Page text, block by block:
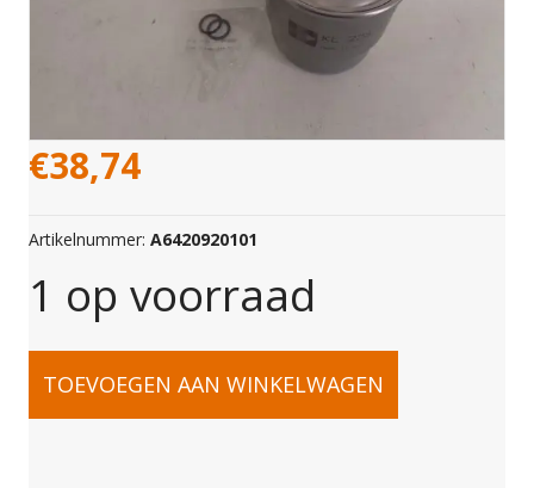
€38,74
Artikelnummer: A6420920101
1 op voorraad
A6420920101
TOEVOEGEN AAN WINKELWAGEN